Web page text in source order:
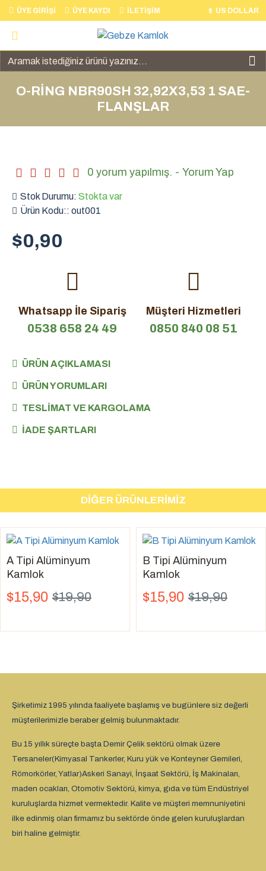
ÜYE GIRIŞI ÜYE KAYDI İLETIŞIM $ US DOLLAR
O-RİNG NBR90SH 32,92X3,53 1 SAE-
FLANŞLAR
Stok Durumu: Stokta var
Ürün Kodu:: out001
0 yorum yapılmış. - Yorum Yap
$0,90
Whatsapp İle Sipariş
0538 658 24 49
Müşteri Hizmetleri
0850 840 08 51
ÜRÜN AÇIKLAMASI
ÜRÜN YORUMLARI
TESLIMAT VE KARGOLAMA
İADE ŞARTLARI
DIĞER ÜRÜNLERIMIZ
A Tipi Alüminyum
Kamlok
$15,90 $19,90
B Tipi Alüminyum
Kamlok
$15,90 $19,90
Şirketimiz 1995 yılında faaliyete başlamış ve bugünlere siz değerli
müşterilerimizle beraber gelmiş bulunmaktadır.
Bu 15 yıllık süreçte başta Demir Çelik sektörü olmak üzere
Tersaneler(Kimyasal Tankerler, Kuru yük ve Konteyner Gemileri,
Römorkörler, Yatlar)Askeri Sanayi, İnşaat Sektörü, İş Makinaları,
maden ocakları, Otomotiv Sektörü, kimya, gıda ve tüm Endüstriyel
kuruluşlarda hizmet vermektedir. Kalite ve müşteri memnuniyetini
ilke edinmiş olan firmamız bu sektörde önde gelen kuruluşlardan
biri haline gelmiştir.